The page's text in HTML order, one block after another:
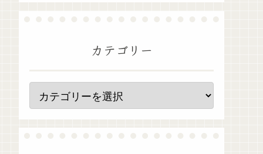
カテゴリー